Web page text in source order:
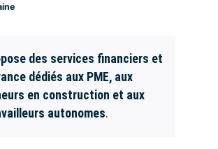
des services financiers et
dédiés aux PME, aux
en construction et aux
autonomes.